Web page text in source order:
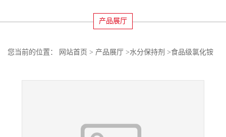
产品展厅
您当前的位置： 网站首页 > 产品展厅 >水分保持剂 >食品级氯化铵